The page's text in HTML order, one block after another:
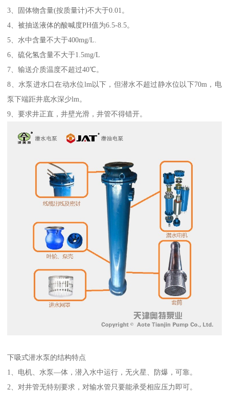
3、固体物含量(按质量计)不大于0.01。
4、被抽送液体的酸喊度PH值为6.5-8.5。
5、水中含量不大于400mg/L.
6、硫化氢含量不大于1.5mg/L
7、输送介质温度不超过40℃。
8、水泵进水口在动水位lm以下，但潜水不超过静水位以下70m，电
泵下端距井底水深少lm。
9、要求井正直，井壁光滑，井管不得错开。
下吸式潜水泵的结构特点
1、电机、水泵—体，潜入水中运行，无火星、防爆，可靠。
2、对井管无特别要求，对输水管只要能承受相应压力即可。